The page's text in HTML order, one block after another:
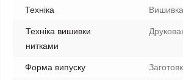
Техніка
Техніка вишивки
нитками
Форма випуску